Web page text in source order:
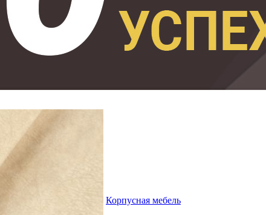
Корпусная мебель